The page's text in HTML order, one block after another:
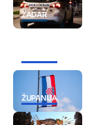
ZADAR
ŽUPANIJA